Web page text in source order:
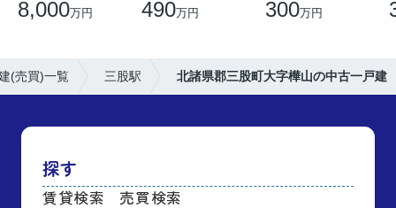
8,000万円 490万円 300万円
(売買)一覧 三股駅 北諸県郡三股町大字樺山の中古一戸建
探す
賃貸検索 売買検索